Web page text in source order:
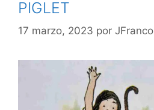
PIGLET
17 marzo, 2023 por JFranco